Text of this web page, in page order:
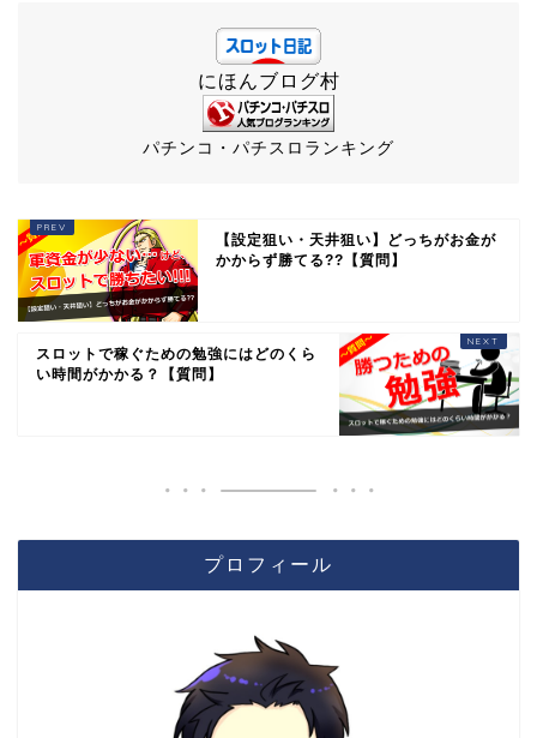
にほんブログ村
パチンコ・パチスロランキング
【設定狙い・天井狙い】どっちがお金が
かからず勝てる??【質問】
スロットで稼ぐための勉強にはどのくら
い時間がかかる？【質問】
プロフィール